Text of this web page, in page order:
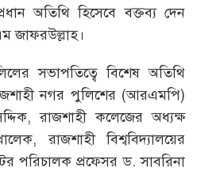
অতিথি হিসেবে বক্তব্য দেন
জাফরউল্লাহ।
সভাপতিত্বে বিশেষ অতিথি
নগর পুলিশের (আরএমপি)
রাজশাহী কলেজের অধ্যক্ষ
রাজশাহী বিশ্ববিদ্যালয়ের
পরিচালক প্রফেসর ড. সাবরিনা